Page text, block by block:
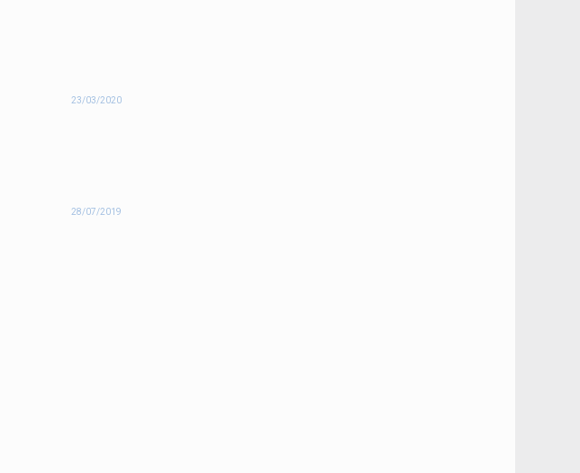
23/03/2020
28/07/2019